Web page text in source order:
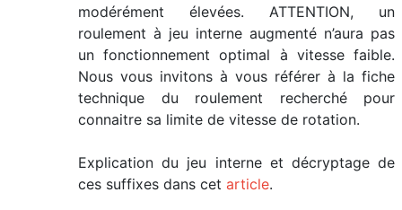
modérément élevées. ATTENTION, un
roulement à jeu interne augmenté n’aura pas
un fonctionnement optimal à vitesse faible.
Nous vous invitons à vous référer à la fiche
technique du roulement recherché pour
connaitre sa limite de vitesse de rotation.
Explication du jeu interne et décryptage de
ces suffixes dans cet article.